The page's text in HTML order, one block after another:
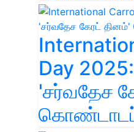
Day
'சர்வதேச